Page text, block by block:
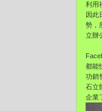
利用
因此
勢，
立辦
都能
功銷
石立
企業